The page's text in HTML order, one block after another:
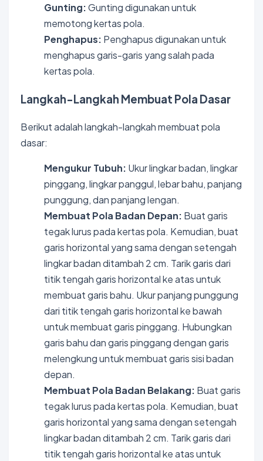
Gunting:Gunting digunakan untuk
memotong kertas pola.
Penghapus: Penghapus digunakan untuk
menghapus garis-garis yang salah pada
kertas pola.
Langkah-Langkah Membuat Pola Dasar
Berikut adalah langkah-langkah membuat pola
dasar:
Mengukur Tubuh: Ukur lingkar badan, lingkar
pinggang, lingkar panggul, lebar bahu, panjang
punggung, dan panjang lengan.
Membuat Pola Badan Depan: Buat garis
tegak lurus pada kertas pola. Kemudian, buat
garis horizontal yang sama dengan setengah
lingkar badan ditambah 2 cm. Tarik garis dari
titik tengah garis horizontal ke atas untuk
membuat garis bahu. Ukur panjang punggung
dari titik tengah garis horizontal ke bawah
untuk membuat garis pinggang. Hubungkan
garis bahu dan garis pinggang dengan garis
melengkung untuk membuat garis sisi badan
depan.
Membuat Pola Badan Belakang: Buat garis
tegak lurus pada kertas pola. Kemudian, buat
garis horizontal yang sama dengan setengah
lingkar badan ditambah 2 cm. Tarik garis dari
titik tengah garis horizontal ke atas untuk